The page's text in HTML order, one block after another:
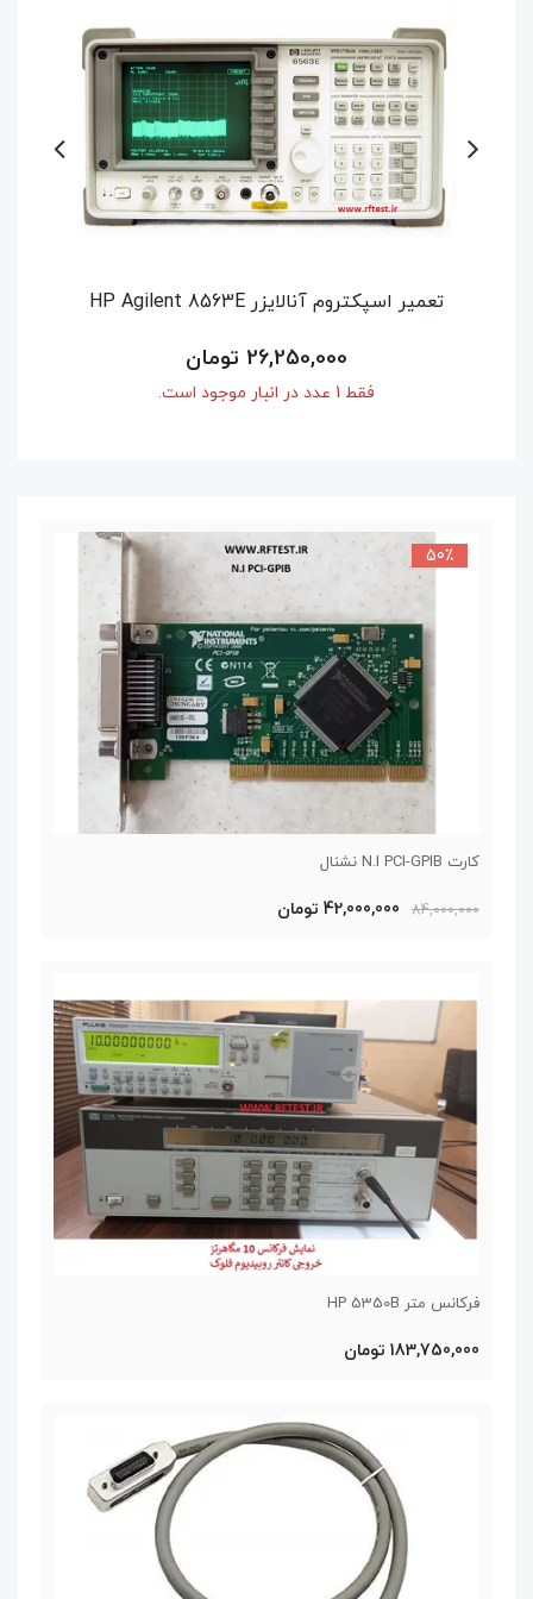
تعمیر نتورک آنالایزر Agilent / Keysight
42,000,000 تومان
کارت N.I PCI-GPIB نشنال
50٪
84,000,000 42,000,000 تومان
فرکانس متر HP 5350B
183,750,000 تومان